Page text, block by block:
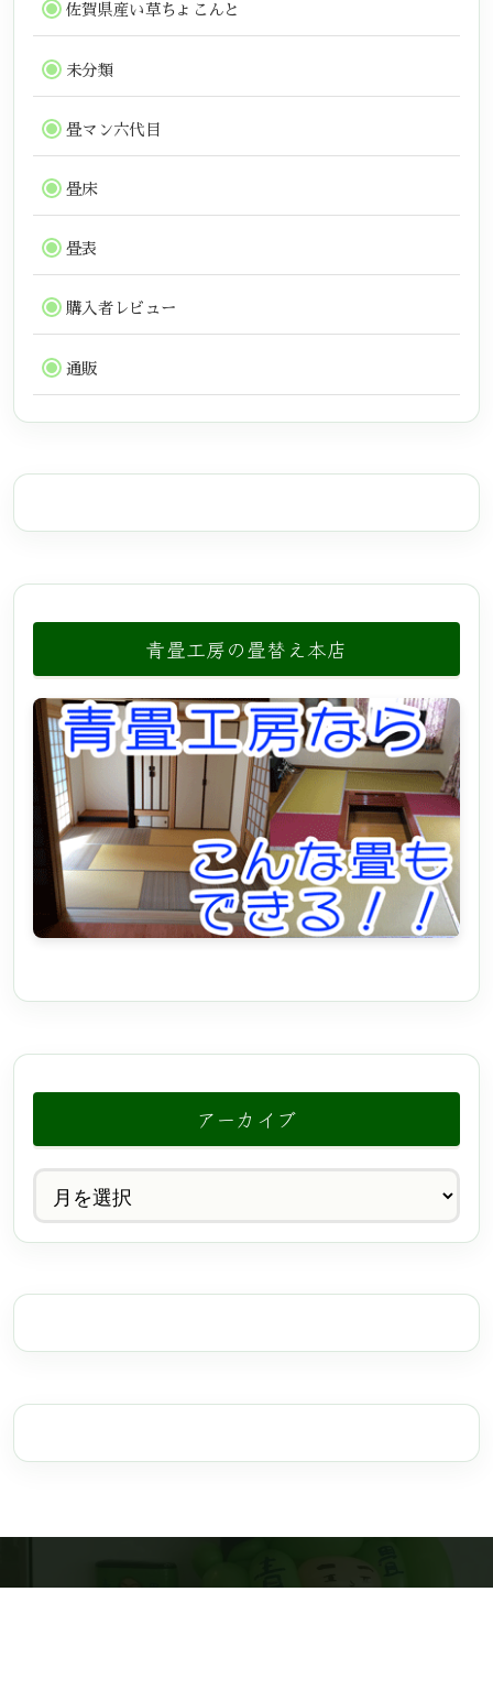
佐賀県産い草ちょこんと
未分類
畳マン六代目
畳床
畳表
購入者レビュー
通販
青畳工房の畳替え本店
アーカイブ